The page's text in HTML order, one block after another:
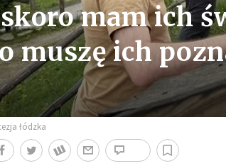
mam ich
muszę ich
łódzka